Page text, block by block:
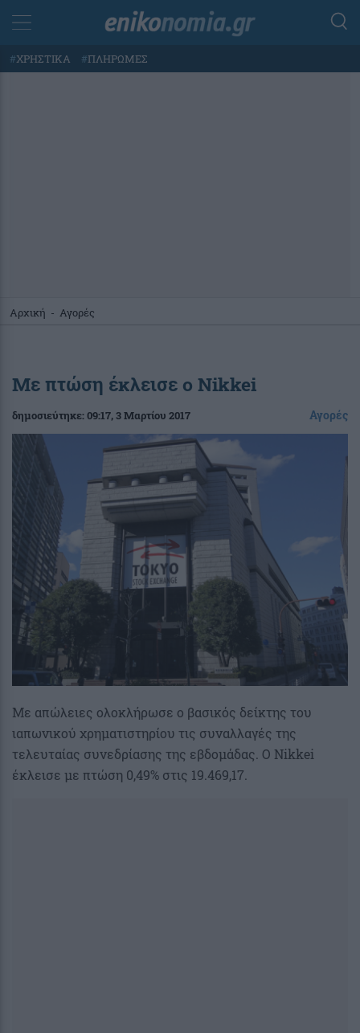
#ΧΡΗΣΤΙΚΑ #ΠΛΗΡΩΜΕΣ
Αρχική - Αγορές
Με πτώση έκλεισε ο Nikkei
δημοσιεύτηκε:09:17, 3 Μαρτίου 2017 Αγορές
Με απώλειες ολοκλήρωσε ο βασικός δείκτης του
ιαπωνικού χρηματιστηρίου τις συναλλαγές της
τελευταίας συνεδρίασης της εβδομάδας. Ο Nikkei
έκλεισε με πτώση 0,49% στις 19.469,17.